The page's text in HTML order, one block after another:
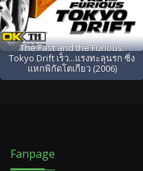
The Fast and the Furious:
Tokyo Drift เร็ว...แรงทะลุนรก ซิ่ง
แหกพิกัดโตเกียว (2006)
Fanpage